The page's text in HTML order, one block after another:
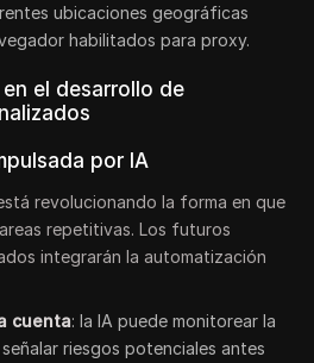
ubicaciones geográficas
habilitados para proxy.
el desarrollo de
por IA
revolucionando la forma en que
repetitivas. Los futuros
integrarán la automatización
cuenta: la IA puede monitorear la
riesgos potenciales antes